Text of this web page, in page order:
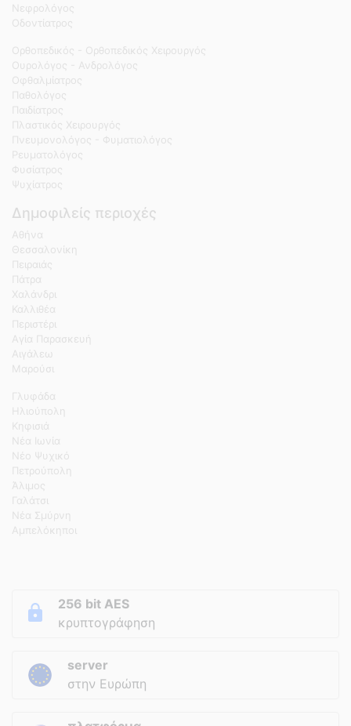
Νεφρολόγος
Οδοντίατρος
Ορθοπεδικός - Ορθοπεδικός Χειρουργός
Ουρολόγος - Ανδρολόγος
Οφθαλμίατρος
Παθολόγος
Παιδίατρος
Πλαστικός Χειρουργός
Πνευμονολόγος - Φυματιολόγος
Ρευματολόγος
Φυσίατρος
Ψυχίατρος
Δημοφιλείς περιοχές
Αθήνα
Θεσσαλονίκη
Πειραιάς
Πάτρα
Χαλάνδρι
Καλλιθέα
Περιστέρι
Αγία Παρασκευή
Αιγάλεω
Μαρούσι
Γλυφάδα
Ηλιούπολη
Κηφισιά
Νέα Ιωνία
Νέο Ψυχικό
Πετρούπολη
Άλιμος
Γαλάτσι
Νέα Σμύρνη
Αμπελόκηποι
256 bit AES
κρυπτογράφηση
server
στην Ευρώπη